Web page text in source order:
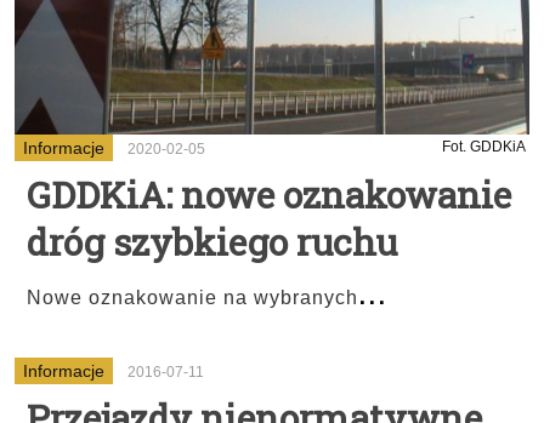
Informacje 2020-02-05 Fot. GDDKiA
GDDKiA: nowe oznakowanie
dróg szybkiego ruchu
Nowe oznakowanie na wybranych ...
Informacje 2016-07-11